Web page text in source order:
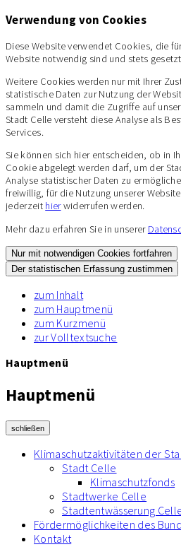
Verwendung von Cookies
Diese Website verwendet Cookies, die
Website notwendig sind und stets
Weitere Cookies werden nur mit Ihrer
statistische Daten zur Nutzung der
sammeln und damit die Zugriffe auf
Stadt Celle versteht diese Analyse als
Services.
Sie können sich hier entscheiden, ob in
Cookie abgelegt werden darf, um der
Analyse statistischer Daten zu
freiwillig, für die Nutzung unserer
jederzeit hierwiderrufen werden.
Mehr dazu erfahren Sie in unserer
Nur mit notwendigen Cookies fortfahren
Der statistischen Erfassung zustimmen
zum Inhalt
zum Hauptmenü
zum Kurzmenü
zur Volltextsuche
Hauptmenü
Hauptmenü
schließen
Klimaschutzaktivitäten der
Stadt Celle
Klimaschutzfonds
Stadtwerke Celle
Stadtentwässerung
Fördermöglichkeiten des
Kontakt